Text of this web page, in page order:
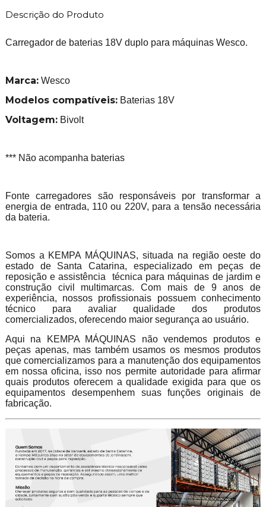
Descrição do Produto
Carregador de baterias 18V duplo para máquinas Wesco.
Marca:Wesco
Modelos compatíveis:Baterias 18V
Voltagem:Bivolt
*** Não acompanha baterias
Fonte carregadores são responsáveis por transformar a
energia de entrada, 110 ou 220V, para a tensão necessária
da bateria.
Somos a KEMPA MÁQUINAS, situada na região oeste do
estado de Santa Catarina, especializado em peças de
reposição e assistência técnica para máquinas de jardim e
construção civil multimarcas. Com mais de 9 anos de
experiência, nossos profissionais possuem conhecimento
técnico para avaliar qualidade dos produtos
comercializados, oferecendo maior segurança ao usuário.
Aqui na KEMPA MÁQUINAS não vendemos produtos e
peças apenas, mas também usamos os mesmos produtos
que comercializamos para a manutenção dos equipamentos
em nossa oficina, isso nos permite autoridade para afirmar
quais produtos oferecem a qualidade exigida para que os
equipamentos desempenhem suas funções originais de
fabricação.